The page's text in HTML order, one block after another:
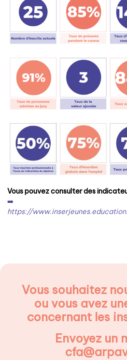
Vous pouvez consulter des
➡️
https://
Vous souhaitez
ou vous avez
concernant les
Envoyez un